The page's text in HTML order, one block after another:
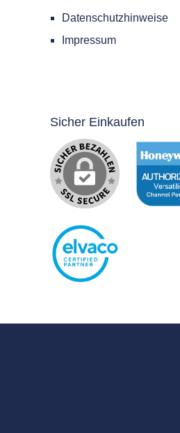
Datenschutzhinweise
Impressum
Sicher Einkaufen